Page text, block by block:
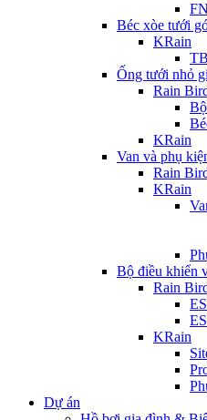
FN
Béc xòe tưới
KRain
TB
Ống tưới nhỏ
Rain
KRain
Van và phụ
Rain
KRain
Bộ điều khiển
Rain
KRain
Dự án